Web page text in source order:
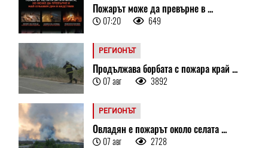
Пожарът може да превърне в ...
07:20 649
РЕГИОНЪТ
Продължава борбата с пожара край ...
07 авг 3892
РЕГИОНЪТ
Овладян е пожарът около селата ...
07 авг 2728